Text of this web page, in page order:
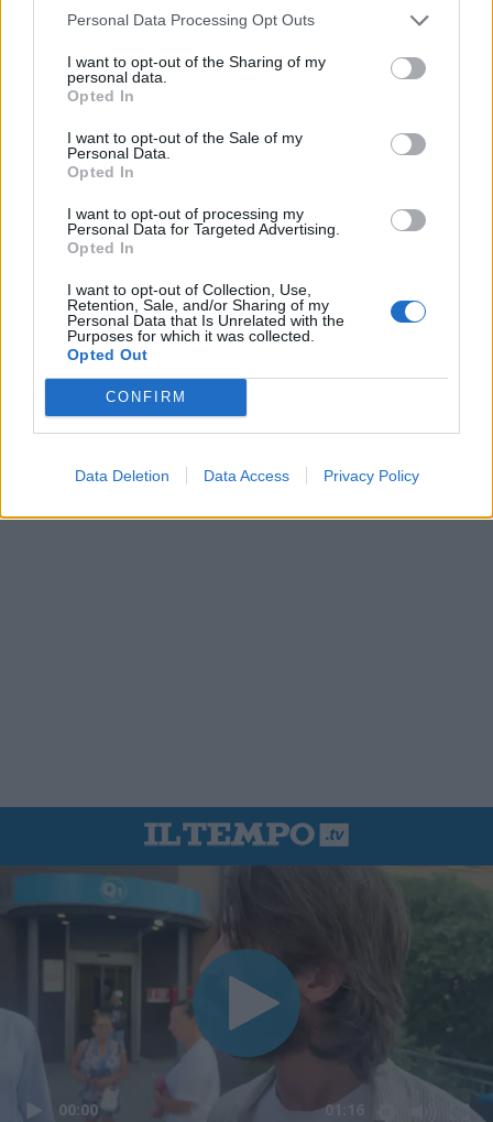
Personal Data Processing Opt Outs
I want to opt-out of the Sharing of my
personal data.
Opted In
I want to opt-out of the Sale of my
Personal Data.
Opted In
I want to opt-out of processing my
Personal Data for Targeted Advertising.
Opted In
I want to opt-out of Collection, Use,
Retention, Sale, and/or Sharing of my
Personal Data that Is Unrelated with the
Purposes for which it was collected.
Opted Out
CONFIRM
Data Deletion Data Access Privacy Policy
00:00 01:16